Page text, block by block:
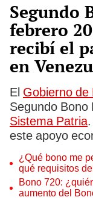
Segundo
febrero
recibí el
en
El Gobierno de
Segundo Bono
Sistema Patria
este apoyo
¿Qué bono me
qué requisitos
Bono 720:
aumento del